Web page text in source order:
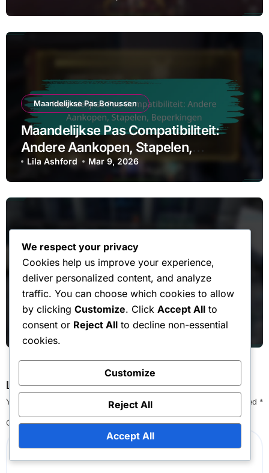
Maandelijkse Pas Bonussen
Maandelijkse Pas Compatibiliteit:
Andere Aankopen, Stapelen,
Beperkingen
Lila Ashford Mar 9, 2026
Maandelijkse Pas Bonussen
Maandelijkse Pas Impact: Voordelen
en Nadelen van Gameplay
Lila Ashford Mar 4, 2026
Leave a Reply
Your email address will not be published. Required fields are marked *
Comment*
We respect your privacy
Cookies help us improve your experience,
deliver personalized content, and analyze
traffic. You can choose which cookies to allow
by clicking Customize. Click Accept All to
consent or Reject All to decline non-essential
cookies.
Customize
Reject All
Accept All